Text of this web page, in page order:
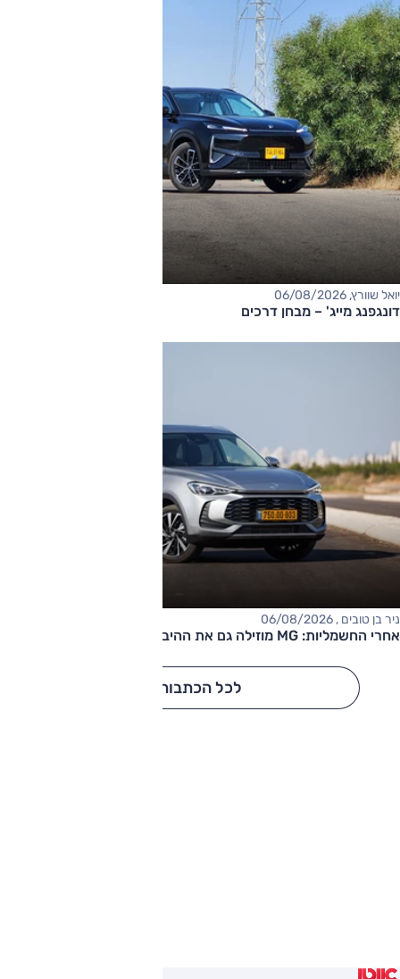
יואל שוורץ, 06/08/2026
דונגפנג מייג' – מבחן דרכים
ניר בן טובים , 06/08/2026
אחרי החשמליות: MG מוזילה גם את ההיברידיות
לכל הכתבות